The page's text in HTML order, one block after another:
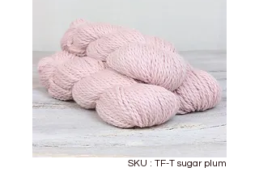
SKU : TF-T sugar plum